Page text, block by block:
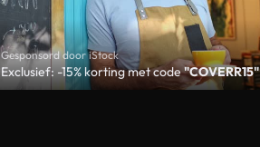
Gesponsord door iStock
Exclusief: -15% korting met code"COVERR15"